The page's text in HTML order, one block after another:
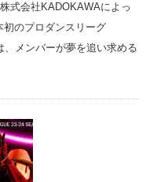
式会社KADOKAWAによっ
のプロダンスリーグ
、メンバーが夢を追い求める